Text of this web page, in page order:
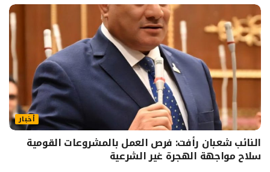
أخبار
النائب شعبان رأفت: فرص العمل بالمشروعات القومية
سلاح مواجهة الهجرة غير الشرعية